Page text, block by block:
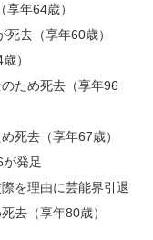
年64歳）
去（享年60歳）
）
ため死去（享年96
死去（享年67歳）
発足
を理由に芸能界引退
去（享年80歳）